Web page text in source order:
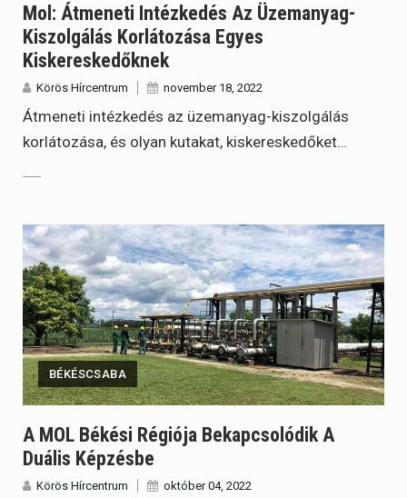
Mol: Átmeneti Intézkedés Az Üzemanyag-
Kiszolgálás Korlátozása Egyes
Kiskereskedőknek
Körös Hírcentrum november 18, 2022
Átmeneti intézkedés az üzemanyag-kiszolgálás
korlátozása, és olyan kutakat, kiskereskedőket…
BÉKÉSCSABA
A MOL Békési Régiója Bekapcsolódik A
Duális Képzésbe
Körös Hírcentrum október 04, 2022